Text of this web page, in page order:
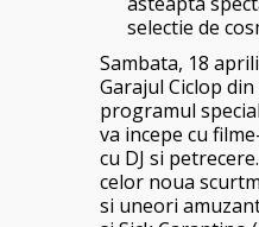
selectie de
Sambata, 18
Garajul Ciclop
programul
va incepe cu
cu DJ si
celor noua
si uneori